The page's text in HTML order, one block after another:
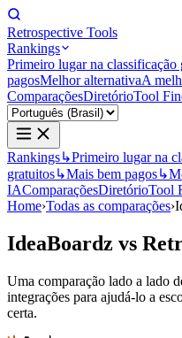
Retrospective Tools
Rankings
Primeiro lugar na classificação
pagosMelhor alternativaA
ComparaçõesDiretórioTool
Rankings↳Primeiro lugar na
gratuitos↳Mais bem pagos↳
IAComparaçõesDiretórioTool
Home›Todas as comparações›
IdeaBoardz vs
Uma comparação lado a lado
integrações para ajudá-lo a
certa.